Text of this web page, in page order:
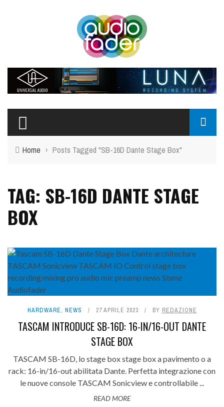
Home › Posts Tagged "SB-16D Dante Stage Box"
TAG: SB-16D DANTE STAGE
BOX
HARDWARE, NEWS 27 APRILE 2023 BY REDAZIONE
TASCAM INTRODUCE SB-16D: 16-IN/16-OUT DANTE
STAGE BOX
TASCAM SB-16D, lo stage box stage box a pavimento o a
rack: 16-in/16-out abilitata Dante. Perfetta integrazione con
le nuove console TASCAM Sonicview e controllabile ...
READ MORE